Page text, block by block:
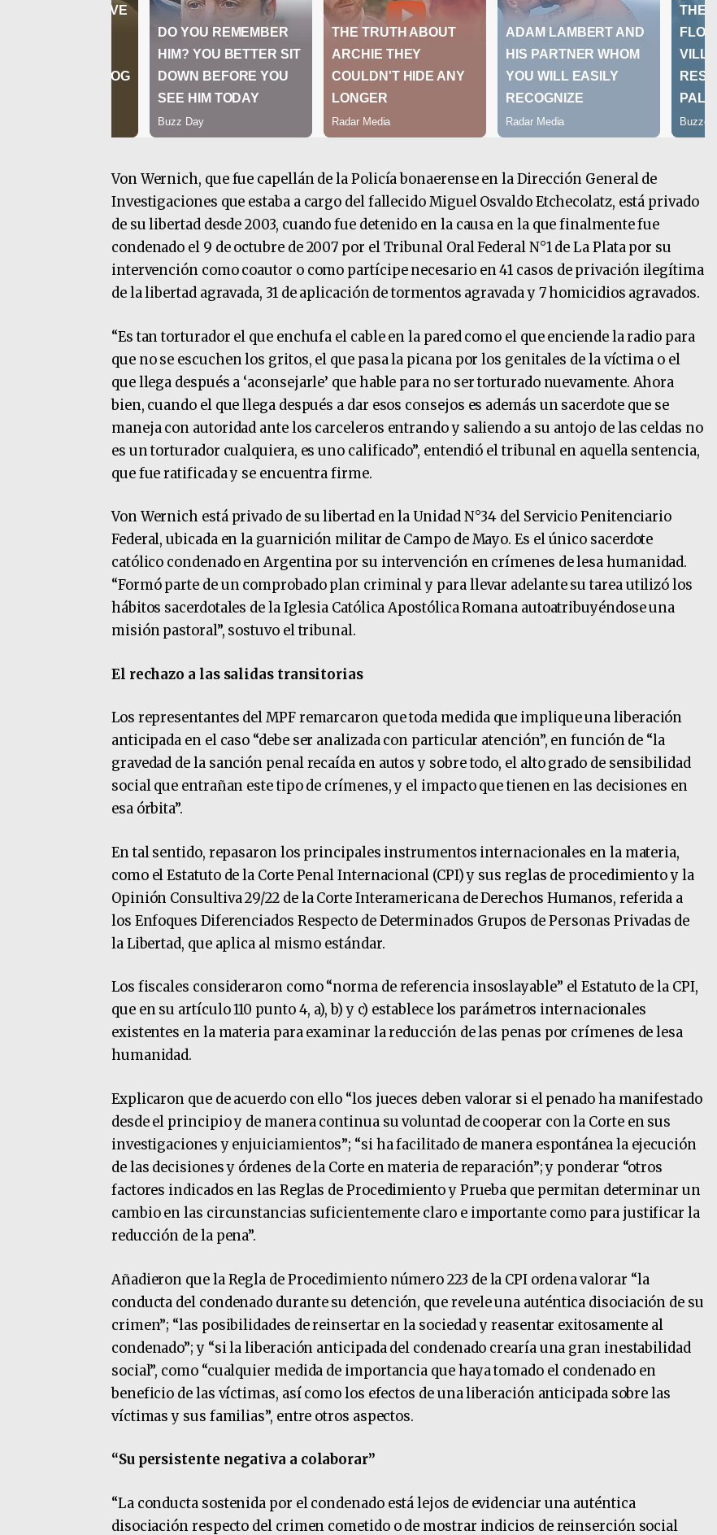
Von Wernich, que fue capellán de la Policía bonaerense en la Dirección General de
Investigaciones que estaba a cargo del fallecido Miguel Osvaldo Etchecolatz, está privado
de su libertad desde 2003, cuando fue detenido en la causa en la que finalmente fue
condenado el 9 de octubre de 2007 por el Tribunal Oral Federal N°1 de La Plata por su
intervención como coautor o como partícipe necesario en 41 casos de privación ilegítima
de la libertad agravada, 31 de aplicación de tormentos agravada y 7 homicidios agravados.
“Es tan torturador el que enchufa el cable en la pared como el que enciende la radio para
que no se escuchen los gritos, el que pasa la picana por los genitales de la víctima o el
que llega después a ‘aconsejarle’ que hable para no ser torturado nuevamente. Ahora
bien, cuando el que llega después a dar esos consejos es además un sacerdote que se
maneja con autoridad ante los carceleros entrando y saliendo a su antojo de las celdas no
es un torturador cualquiera, es uno calificado”, entendió el tribunal en aquella sentencia,
que fue ratificada y se encuentra firme.
Von Wernich está privado de su libertad en la Unidad N°34 del Servicio Penitenciario
Federal, ubicada en la guarnición militar de Campo de Mayo. Es el único sacerdote
católico condenado en Argentina por su intervención en crímenes de lesa humanidad.
“Formó parte de un comprobado plan criminal y para llevar adelante su tarea utilizó los
hábitos sacerdotales de la Iglesia Católica Apostólica Romana autoatribuyéndose una
misión pastoral”, sostuvo el tribunal.
El rechazo a las salidas transitorias
Los representantes del MPF remarcaron que toda medida que implique una liberación
anticipada en el caso “debe ser analizada con particular atención”, en función de “la
gravedad de la sanción penal recaída en autos y sobre todo, el alto grado de sensibilidad
social que entrañan este tipo de crímenes, y el impacto que tienen en las decisiones en
esa órbita”.
En tal sentido, repasaron los principales instrumentos internacionales en la materia,
como el Estatuto de la Corte Penal Internacional (CPI) y sus reglas de procedimiento y la
Opinión Consultiva 29/22 de la Corte Interamericana de Derechos Humanos, referida a
los Enfoques Diferenciados Respecto de Determinados Grupos de Personas Privadas de
la Libertad, que aplica al mismo estándar.
Los fiscales consideraron como “norma de referencia insoslayable” el Estatuto de la CPI,
que en su artículo 110 punto 4, a), b) y c) establece los parámetros internacionales
existentes en la materia para examinar la reducción de las penas por crímenes de lesa
humanidad.
Explicaron que de acuerdo con ello “los jueces deben valorar si el penado ha manifestado
desde el principio y de manera continua su voluntad de cooperar con la Corte en sus
investigaciones y enjuiciamientos”; “si ha facilitado de manera espontánea la ejecución
de las decisiones y órdenes de la Corte en materia de reparación”; y ponderar “otros
factores indicados en las Reglas de Procedimiento y Prueba que permitan determinar un
cambio en las circunstancias suficientemente claro e importante como para justificar la
reducción de la pena”.
Añadieron que la Regla de Procedimiento número 223 de la CPI ordena valorar “la
conducta del condenado durante su detención, que revele una auténtica disociación de su
crimen”; “las posibilidades de reinsertar en la sociedad y reasentar exitosamente al
condenado”; y “si la liberación anticipada del condenado crearía una gran inestabilidad
social”, como “cualquier medida de importancia que haya tomado el condenado en
beneficio de las víctimas, así como los efectos de una liberación anticipada sobre las
víctimas y sus familias”, entre otros aspectos.
“Su persistente negativa a colaborar”
“La conducta sostenida por el condenado está lejos de evidenciar una auténtica
disociación respecto del crimen cometido o de mostrar indicios de reinserción social